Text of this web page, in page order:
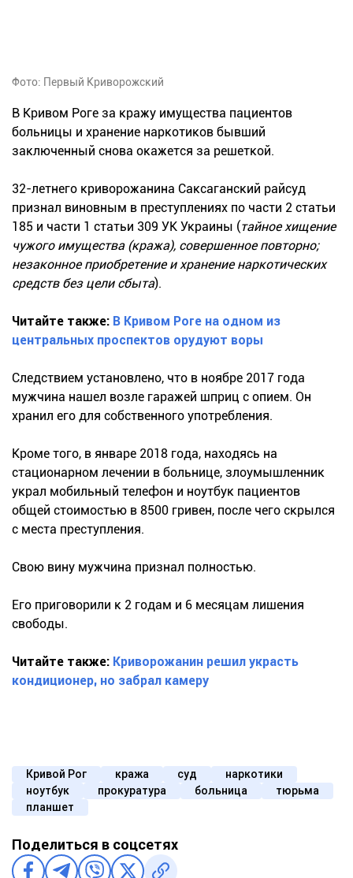
Фото: Первый Криворожский
В Кривом Роге за кражу имущества пациентов
больницы и хранение наркотиков бывший
заключенный снова окажется за решеткой.
32-летнего криворожанина Саксаганский райсуд
признал виновным в преступлениях по части 2 статьи
185 и части 1 статьи 309 УК Украины (тайное хищение
чужого имущества (кража), совершенное повторно;
незаконное приобретение и хранение наркотических
средств без цели сбыта).
Читайте также: В Кривом Роге на одном из
центральных проспектов орудуют воры
Следствием установлено, что в ноябре 2017 года
мужчина нашел возле гаражей шприц с опием. Он
хранил его для собственного употребления.
Кроме того, в январе 2018 года, находясь на
стационарном лечении в больнице, злоумышленник
украл мобильный телефон и ноутбук пациентов
общей стоимостью в 8500 гривен, после чего скрылся
с места преступления.
Свою вину мужчина признал полностью.
Его приговорили к 2 годам и 6 месяцам лишения
свободы.
Читайте также: Криворожанин решил украсть
кондиционер, но забрал камеру
Кривой Рог кража суд
наркотики
ноутбук
прокуратура больница
тюрьма
планшет
Поделиться в соцсетях